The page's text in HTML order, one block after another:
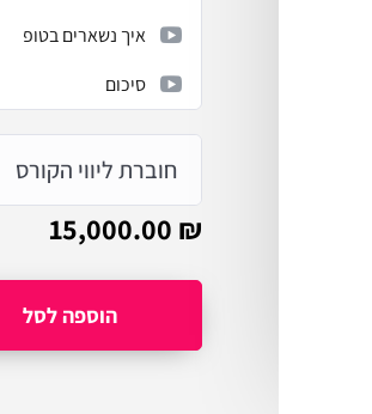
איך נשארים בטופ
סיכום
חוברת ליווי הקורס
15,000.00 ₪